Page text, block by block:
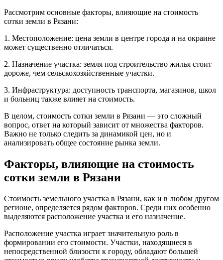
Рассмотрим основные факторы, влияющие на стоимость
сотки земли в Рязани:
1. Местоположение: цена земли в центре города и на окраине
может существенно отличаться.
2. Назначение участка: земля под строительство жилья стоит
дороже, чем сельскохозяйственные участки.
3. Инфраструктура: доступность транспорта, магазинов, школ
и больниц также влияет на стоимость.
В целом, стоимость сотки земли в Рязани — это сложный
вопрос, ответ на который зависит от множества факторов.
Важно не только следить за динамикой цен, но и
анализировать общее состояние рынка земли.
Факторы, влияющие на стоимость
сотки земли в Рязани
Стоимость земельного участка в Рязани, как и в любом другом
регионе, определяется рядом факторов. Среди них особенно
выделяются расположение участка и его назначение.
Расположение участка играет значительную роль в
формировании его стоимости. Участки, находящиеся в
непосредственной близости к городу, обладают большей